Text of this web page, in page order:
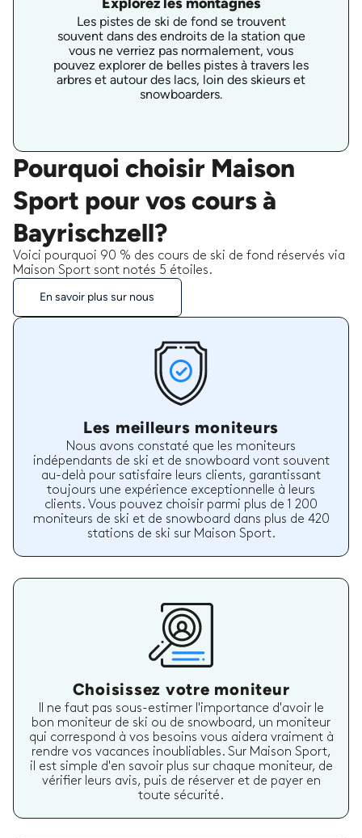
Les pistes de ski de fond se trouvent
souvent dans des endroits de la station que
vous ne verriez pas normalement, vous
pouvez explorer de belles pistes à travers les
arbres et autour des lacs, loin des skieurs et
snowboarders.
Pourquoi choisir Maison
Sport pour vos cours à
Bayrischzell?
Voici pourquoi 90 % des cours de ski de fond réservés via
Maison Sport sont notés 5 étoiles.
En savoir plus sur nous
Les meilleurs moniteurs
Nous avons constaté que les moniteurs
indépendants de ski et de snowboard vont souvent
au-delà pour satisfaire leurs clients, garantissant
toujours une expérience exceptionnelle à leurs
clients. Vous pouvez choisir parmi plus de 1 200
moniteurs de ski et de snowboard dans plus de 420
stations de ski sur Maison Sport.
Choisissez votre moniteur
Il ne faut pas sous-estimer l'importance d'avoir le
bon moniteur de ski ou de snowboard, un moniteur
qui correspond à vos besoins vous aidera vraiment à
rendre vos vacances inoubliables. Sur Maison Sport,
il est simple d'en savoir plus sur chaque moniteur, de
vérifier leurs avis, puis de réserver et de payer en
toute sécurité.